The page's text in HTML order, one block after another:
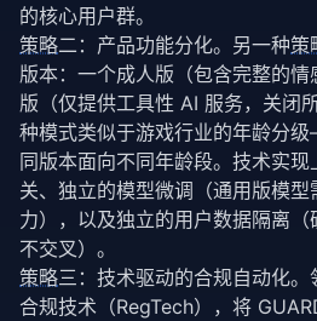
    });
this .features. set(
      featureId:
      minAge:
18 ,
      riskLevel:
'high'
    });
this.features.set(
      featureId:
'role_play'
      minAge:
18,
      riskLevel:
'high'
    });
的核心用户群。
策略二：产品功能分化。另一种策
版本：一个成人版（包含完整的
版（仅提供工具性 AI 服务，关闭
种模式类似于游戏行业的年龄分
同版本面向不同年龄段。技术实
关、独立的模型微调（通用版模
力），以及独立的用户数据隔离
不交叉）。
策略三：技术驱动的合规自动化
合规技术（RegTech），将